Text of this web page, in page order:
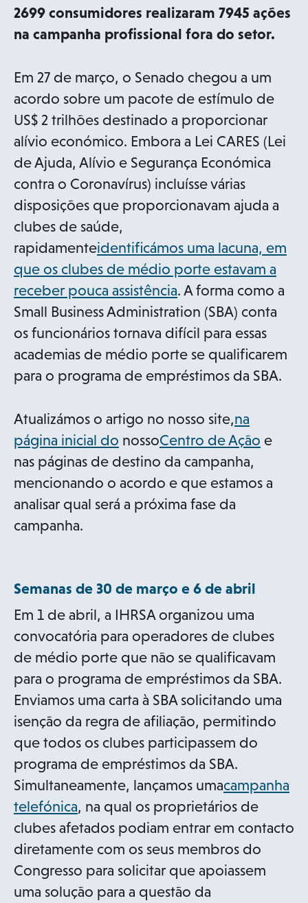
2699 consumidores realizaram 7945 ações
na campanha profissional fora do setor.
Em 27 de março, o Senado chegou a um
acordo sobre um pacote de estímulo de
US$ 2 trilhões destinado a proporcionar
alívio económico. Embora a Lei CARES (Lei
de Ajuda, Alívio e Segurança Económica
contra o Coronavírus) incluísse várias
disposições que proporcionavam ajuda a
clubes de saúde,
rapidamenteidentificámos uma lacuna, em
que os clubes de médio porte estavam a
receber pouca assistência. A forma como a
Small Business Administration (SBA) conta
os funcionários tornava difícil para essas
academias de médio porte se qualificarem
para o programa de empréstimos da SBA.
Atualizámos o artigo no nosso site,na
página inicial do o
p
e
n
a
n
e
w
t
a
b
nossoCentro de Ação o
e
e
w
t
a
b
e
nas páginas de destino da campanha,
mencionando o acordo e que estamos a
analisar qual será a próxima fase da
campanha.
Semanas de 30 de março e 6 de abril
Em 1 de abril, a IHRSA organizou uma
convocatória para operadores de clubes
de médio porte que não se qualificavam
para o programa de empréstimos da SBA.
Enviamos uma carta à SBA solicitando uma
isenção da regra de afiliação, permitindo
que todos os clubes participassem do
programa de empréstimos da SBA.
Simultaneamente, lançamos umacampanha
telefónicao
p
e
n
s
, na qual os proprietários de
clubes afetados podiam entrar em contacto
diretamente com os seus membros do
Congresso para solicitar que apoiassem
uma solução para a questão da